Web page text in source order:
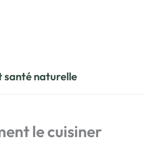
santé naturelle
le cuisiner